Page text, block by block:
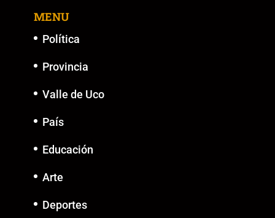
MENU
Política
Provincia
Valle de Uco
País
Educación
Arte
Deportes